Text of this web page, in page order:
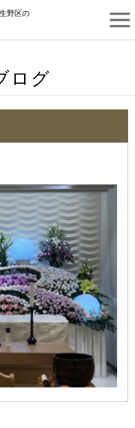
野区の
ログ